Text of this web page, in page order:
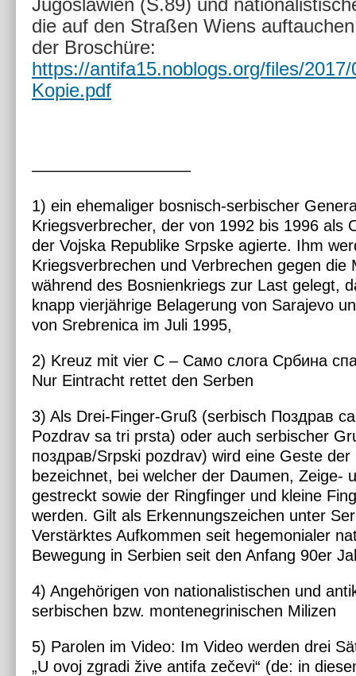
Jugoslawien (S.89) und
die auf den Straßen Wiens
der Broschüre:
https://antifa15.noblogs.org/files/
Kopie.pdf
——————————
1) ein ehemaliger bosnisch-serbischer
Kriegsverbrecher, der von 1992 bis 1996 als
der Vojska Republike Srpske agierte. Ihm
Kriegsverbrechen und Verbrechen gegen die
während des Bosnienkriegs zur Last gelegt,
knapp vierjährige Belagerung von Sarajevo
von Srebrenica im Juli 1995,
2) Kreuz mit vier C – Само слога Србина
Nur Eintracht rettet den Serben
3) Als Drei-Finger-Gruß (serbisch Поздрав
Pozdrav sa tri prsta) oder auch serbischer
поздрав/Srpski pozdrav) wird eine Geste
bezeichnet, bei welcher der Daumen, Zeige-
gestreckt sowie der Ringfinger und kleine
werden. Gilt als Erkennungszeichen unter
Verstärktes Aufkommen seit hegemonialer
Bewegung in Serbien seit den Anfang 90er
4) Angehörigen von nationalistischen und
serbischen bzw. montenegrinischen Milizen
5) Parolen im Video: Im Video werden drei
„U ovoj zgradi žive antifa zečevi“ (de: in